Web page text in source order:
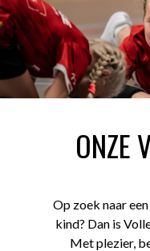
ONZE
Op zoek naar
kind? Dan is
Met plezier,